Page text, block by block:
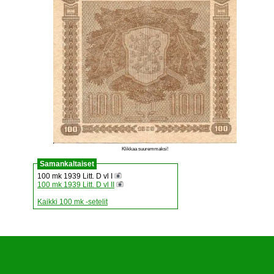
Klikkaa suuremmaksi!
Samankaltaiset
100 mk 1939 Litt. D vl I
100 mk 1939 Litt. D vl II
Kaikki 100 mk -setelit